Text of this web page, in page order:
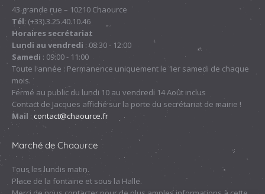
s'ouvre
dans
une
nouvelle
fenêtre
s'ouvre
dans
une
nouvelle
fenêtre
s'ouvre
dans
une
nouvelle
fenêtre
s'ouvre
dans
une
nouvelle
fenêtre
43 grande rue – 10210 Chaource
Tél: (+33).3.25.40.10.46
Horaires secrétariat
Lundi au vendredi : 08:30 - 12:00
Samedi : 09:00 - 11:00
Toute l'année : Permanence uniquement le 1er samedi de chaque
mois.
Fermé au public du lundi 10 au vendredi 14 Août inclus
Contact de Jacques affiché sur la porte du secrétariat de mairie !
Mail : contact@chaource.fr
Marché de Chaource
Tous les lundis matin.
Place de la fontaine et sous la Halle.